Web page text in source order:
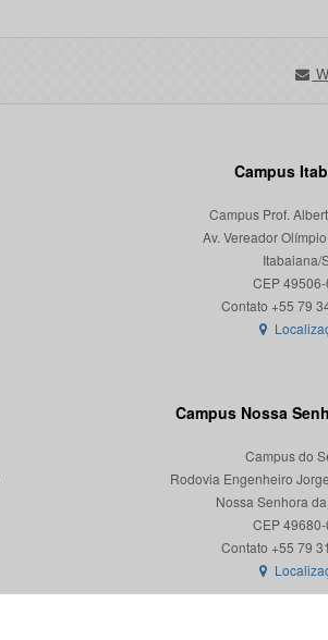
Campus
Campus Prof.
Av. Vereador
Itabaiana/
CEP
Campus Nossa
Campus do
Rodovia Engenheiro
Nossa Senhora
CEP